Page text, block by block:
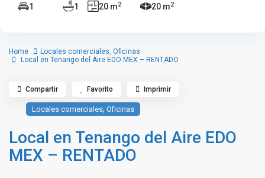
1
1
20 m2
20 m2
Home Locales comerciales,Oficinas
Local en Tenango del Aire EDO MEX – RENTADO
Locales comerciales,Oficinas
Local en Tenango del Aire EDO
MEX – RENTADO
Compartir Favorito Imprimir